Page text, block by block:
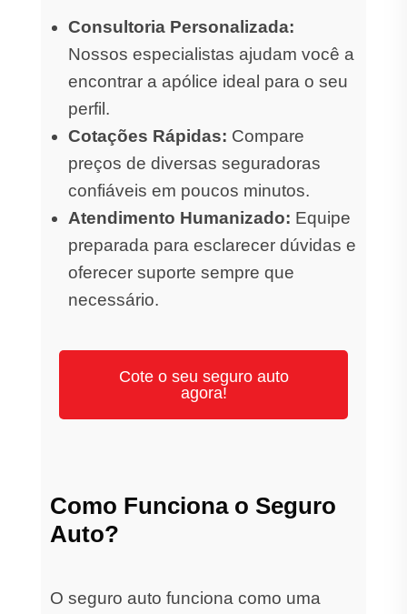
Consultoria Personalizada:
Nossos especialistas ajudam você a
encontrar a apólice ideal para o seu
perfil.
Cotações Rápidas: Compare
preços de diversas seguradoras
confiáveis em poucos minutos.
Atendimento Humanizado: Equipe
preparada para esclarecer dúvidas e
oferecer suporte sempre que
necessário.
Cote o seu seguro auto
agora!
Como Funciona o Seguro
Auto?
O seguro auto funciona como uma